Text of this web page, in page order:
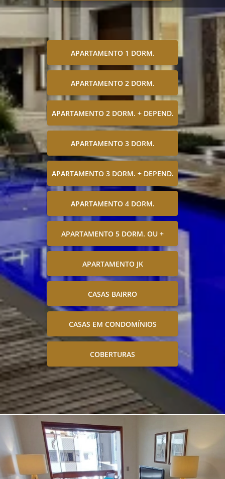
APARTAMENTO 1 DORM.
APARTAMENTO 2 DORM.
APARTAMENTO 2 DORM. + DEPEND.
APARTAMENTO 3 DORM.
APARTAMENTO 3 DORM. + DEPEND.
APARTAMENTO 4 DORM.
APARTAMENTO 5 DORM. OU +
APARTAMENTO JK
CASAS BAIRRO
CASAS EM CONDOMÍNIOS
COBERTURAS